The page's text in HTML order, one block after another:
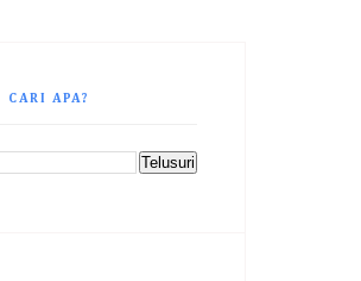
CARI APA?